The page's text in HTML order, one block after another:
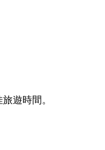
遊時間。